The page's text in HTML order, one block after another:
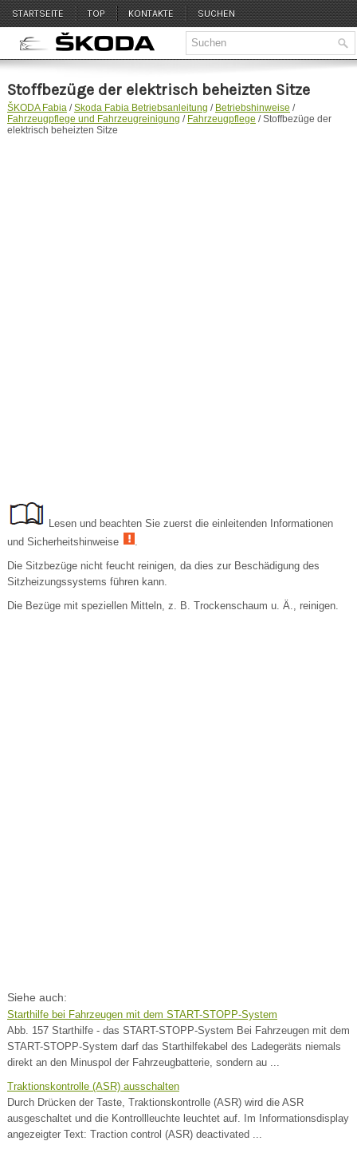
STARTSEITE TOP KONTAKTE SUCHEN
Stoffbezüge der elektrisch beheizten Sitze
ŠKODA Fabia/Skoda Fabia Betriebsanleitung / Betriebshinweise /
Fahrzeugpflege und Fahrzeugreinigung / Fahrzeugpflege / Stoffbezüge der
elektrisch beheizten Sitze
Lesen und beachten Sie zuerst die einleitenden Informationen
und Sicherheitshinweise
.
Die Sitzbezüge nicht feucht reinigen, da dies zur Beschädigung des
Sitzheizungssystems führen kann.
Die Bezüge mit speziellen Mitteln, z. B. Trockenschaum u. Ä., reinigen.
Siehe auch:
Starthilfe bei Fahrzeugen mit dem START-STOPP-System
Abb. 157 Starthilfe - das START-STOPP-System Bei Fahrzeugen mit dem
START-STOPP-System darf das Starthilfekabel des Ladegeräts niemals
direkt an den Minuspol der Fahrzeugbatterie, sondern au ...
Traktionskontrolle (ASR) ausschalten
Durch Drücken der Taste, Traktionskontrolle (ASR) wird die ASR
ausgeschaltet und die Kontrollleuchte leuchtet auf. Im Informationsdisplay
angezeigter Text: Traction control (ASR) deactivated ...